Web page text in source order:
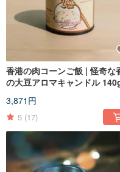
香港の肉コーンご飯 | 怪奇な
の大豆アロマキャンドル
3,871円
5 (17)